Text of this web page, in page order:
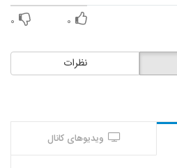
۰ ۰
نظرات
ویدیوهای کانال